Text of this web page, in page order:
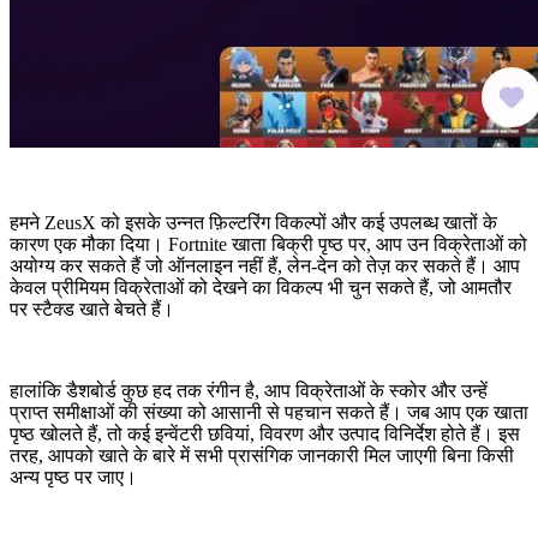
हमने ZeusX को इसके उन्नत फ़िल्टरिंग विकल्पों और कई उपलब्ध खातों के
कारण एक मौका दिया। Fortnite खाता बिक्री पृष्ठ पर, आप उन विक्रेताओं को
अयोग्य कर सकते हैं जो ऑनलाइन नहीं हैं, लेन-देन को तेज़ कर सकते हैं। आप
केवल प्रीमियम विक्रेताओं को देखने का विकल्प भी चुन सकते हैं, जो आमतौर
पर स्टैक्ड खाते बेचते हैं।
हालांकि डैशबोर्ड कुछ हद तक रंगीन है, आप विक्रेताओं के स्कोर और उन्हें
प्राप्त समीक्षाओं की संख्या को आसानी से पहचान सकते हैं। जब आप एक खाता
पृष्ठ खोलते हैं, तो कई इन्वेंटरी छवियां, विवरण और उत्पाद विनिर्देश होते हैं। इस
तरह, आपको खाते के बारे में सभी प्रासंगिक जानकारी मिल जाएगी बिना किसी
अन्य पृष्ठ पर जाए।